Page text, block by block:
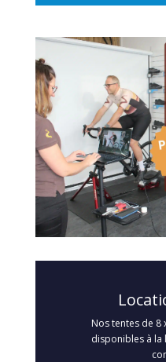
Nos tentes de 8
disponibles à la